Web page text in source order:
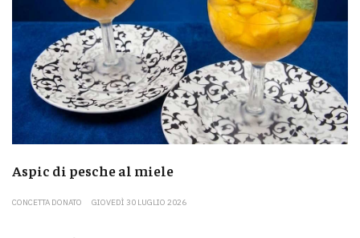
Aspic di pesche al miele
CONCETTA DONATO GIOVEDÌ 30 LUGLIO 2026